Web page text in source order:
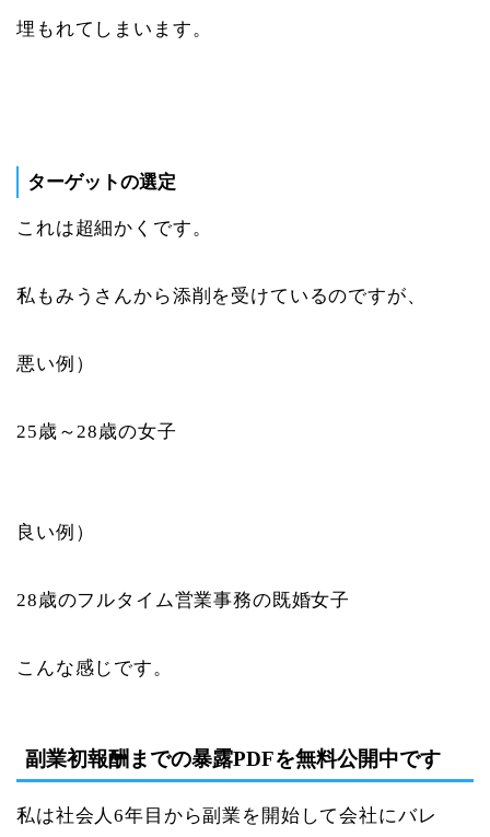
埋もれてしまいます。
ターゲットの選定
これは超細かくです。
私もみうさんから添削を受けているのですが、
悪い例）
25歳～28歳の女子
良い例）
28歳のフルタイム営業事務の既婚女子
こんな感じです。
副業初報酬までの暴露PDFを無料公開中です
私は社会人6年目から副業を開始して会社にバレ